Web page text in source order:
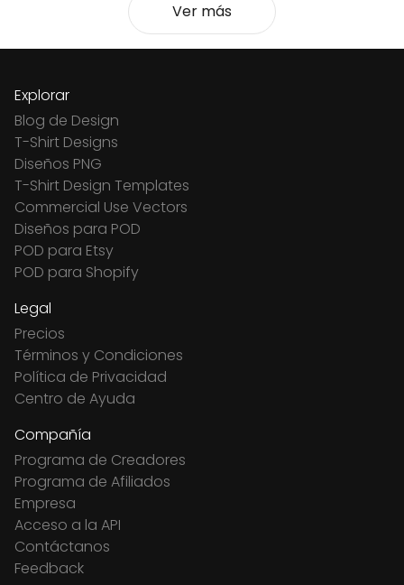
Ver más
Explorar
Blog de Design
T-Shirt Designs
Diseños PNG
T-Shirt Design Templates
Commercial Use Vectors
Diseños para POD
POD para Etsy
POD para Shopify
Legal
Precios
Términos y Condiciones
Política de Privacidad
Centro de Ayuda
Compañía
Programa de Creadores
Programa de Afiliados
Empresa
Acceso a la API
Contáctanos
Feedback